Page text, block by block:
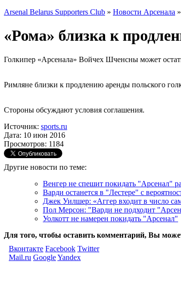
Arsenal Belarus Supporters Club » Новости Арсенала »
«Рома» близка к
Голкипер «Арсенала» Войчех Шченсны может
Римляне близки к продлению аренды польского
Стороны обсуждают условия соглашения.
Источник: sports.ru
Дата: 10 июн 2016
Просмотров: 1184
Другие новости по теме:
Венгер не спешит покидать "Арсенал"
Варди останется в "Лестере" с
Джек Уилшер: «Аггер входит в число
Пол Мерсон: "Варди не подходит
Уолкотт не намерен покидать "Арсенал"
Для того, чтобы оставить комментарий, Вы
Вконтакте Facebook Twitter
Mail.ru GoogleYandex